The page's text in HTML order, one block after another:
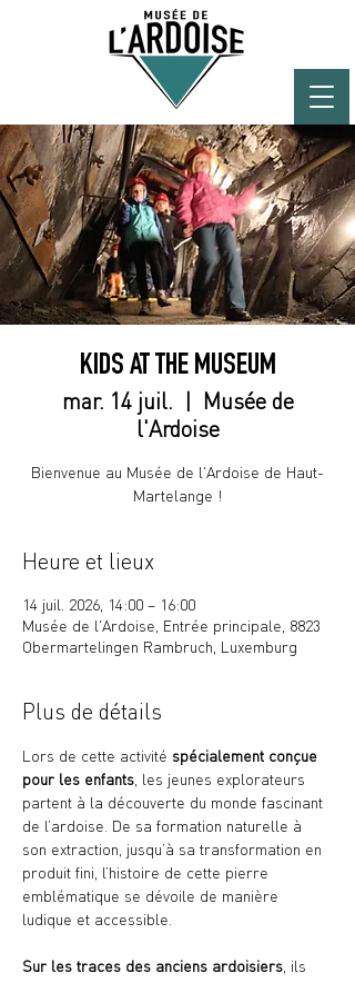
KIDS AT THE MUSEUM
mar. 14 juil.
  |
Musée de
l'Ardoise
Bienvenue au Musée de l'Ardoise de Haut-
Martelange !
Heure et lieux
14 juil. 2026, 14:00 – 16:00
Musée de l'Ardoise, Entrée principale, 8823
Obermartelingen Rambruch, Luxemburg
Plus de détails
Lors de cette activité spécialement conçue
pour les enfants , les jeunes explorateurs
partent à la découverte du monde fascinant
de l’ardoise. De sa formation naturelle à
son extraction, jusqu’à sa transformation en
produit fini, l’histoire de cette pierre
emblématique se dévoile de manière
ludique et accessible.
Sur les traces des anciens ardoisiers , ils